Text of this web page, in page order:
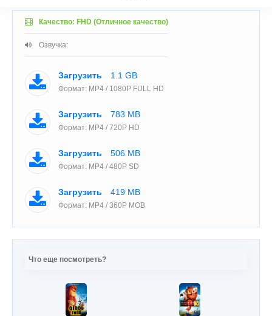
Качество: FHD (Отличное качество)
Озвучка:
Загрузить 1.1 GB
Формат: MP4 / 1080P FULL HD
Загрузить 783 MB
Формат: MP4 / 720P HD
Загрузить 506 MB
Формат: MP4 / 480P SD
Загрузить 419 MB
Формат: MP4 / 360P MOB
Что еще посмотреть?